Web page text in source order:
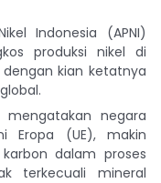
Indonesia (APNI)
produksi nikel di
kian ketatnya
mengatakan negara
Eropa (UE), makin
dalam proses
terkecuali mineral